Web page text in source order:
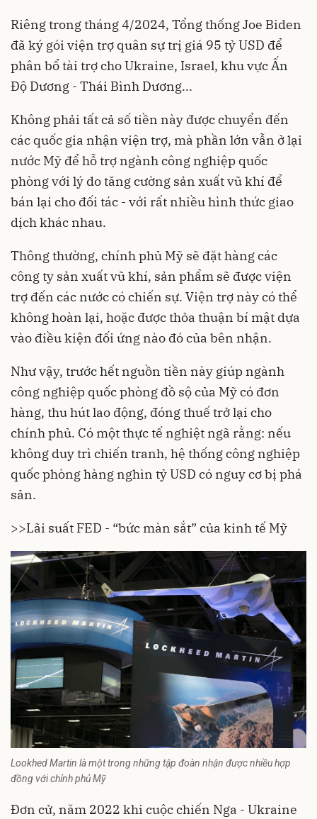
Riêng trong tháng 4/2024, Tổng thống Joe Biden
đã ký gói viện trợ quân sự trị giá 95 tỷ USD để
phân bổ tài trợ cho Ukraine, Israel, khu vực Ấn
Độ Dương - Thái Bình Dương...
Không phải tất cả số tiền này được chuyển đến
các quốc gia nhận viện trợ, mà phần lớn vẫn ở lại
nước Mỹ để hỗ trợ ngành công nghiệp quốc
phòng với lý do tăng cường sản xuất vũ khí để
bán lại cho đối tác - với rất nhiều hình thức giao
dịch khác nhau.
Thông thường, chính phủ Mỹ sẽ đặt hàng các
công ty sản xuất vũ khí, sản phẩm sẽ được viện
trợ đến các nước có chiến sự. Viện trợ này có thể
không hoàn lại, hoặc được thỏa thuận bí mật dựa
vào điều kiện đối ứng nào đó của bên nhận.
Như vậy, trước hết nguồn tiền này giúp ngành
công nghiệp quốc phòng đồ sộ của Mỹ có đơn
hàng, thu hút lao động, đóng thuế trở lại cho
chính phủ. Có một thực tế nghiệt ngã rằng: nếu
không duy trì chiến tranh, hệ thống công nghiệp
quốc phòng hàng nghìn tỷ USD có nguy cơ bị phá
sản.
>>Lãi suất FED - “bức màn sắt” của kinh tế Mỹ
Lookhed Martin là một trong những tập đoàn nhận được nhiều hợp
đồng với chính phủ Mỹ
Đơn cử, năm 2022 khi cuộc chiến Nga - Ukraine